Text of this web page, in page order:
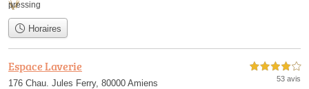
pressing
Horaires
Espace Laverie
176 Chau. Jules Ferry, 80000 Amiens
4,0 étoiles sur 5
53 avis